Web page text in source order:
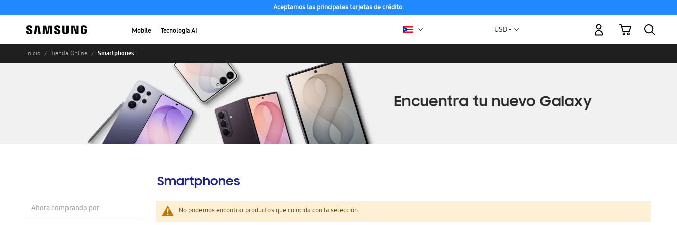
Aceptamos las principales tarjetas de crédito.
Mobile Tecnología AI Moneda
USD -
Mi carrito
Inicio Tienda Online Smartphones
Smartphones
No podemos encontrar productos que coincida con la selección.
Ahora comprando por